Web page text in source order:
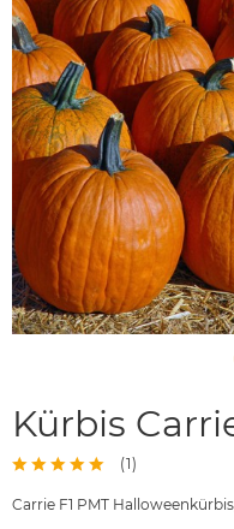
Kürbis
(1)
Carrie F1 PMT